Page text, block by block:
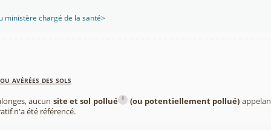
ministère chargé de la santé>
avérées des sols
aucun site et sol pollué i (ou potentiellement pollué)
n'a été référencé.